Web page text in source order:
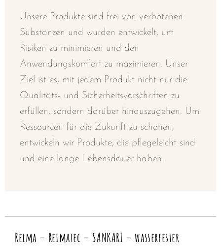
Unsere Produkte sind frei von verbotenen
Substanzen und wurden entwickelt, um
Risiken zu minimieren und den
Anwendungskomfort zu maximieren. Unser
Ziel ist es, mit jedem Produkt nicht nur die
Qualitäts- und Sicherheitsvorschriften zu
erfüllen, sondern darüber hinauszugehen. Um
Ressourcen für die Zukunft zu schonen,
entwickeln wir Produkte, die pflegeleicht sind
und eine lange Lebensdauer haben.
Reima – Reimatec – SANKARI – wasserfester